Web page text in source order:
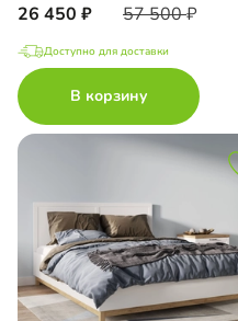
26 450 57 500
Доступно для доставки
В корзину